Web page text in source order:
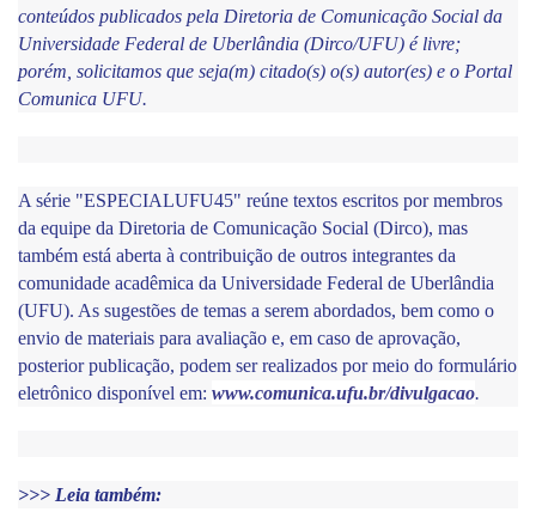
conteúdos publicados pela Diretoria de Comunicação Social da
Universidade Federal de Uberlândia (Dirco/UFU) é livre;
porém, solicitamos que seja(m) citado(s) o(s) autor(es) e o Portal
Comunica UFU.
A série "ESPECIALUFU45" reúne textos escritos por membros
da equipe da Diretoria de Comunicação Social (Dirco), mas
também está aberta à contribuição de outros integrantes da
comunidade acadêmica da Universidade Federal de Uberlândia
(UFU). As sugestões de temas a serem abordados, bem como o
envio de materiais para avaliação e, em caso de aprovação,
posterior publicação, podem ser realizados por meio do formulário
eletrônico disponível em: www.comunica.ufu.br/divulgacao.
>>> Leia também: